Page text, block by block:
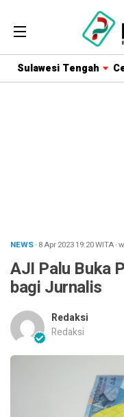
Sulawesi Tengah
NEWS· 8 Apr 202319:20WITA·
AJI Palu Buka
bagi Jurnalis
Redaksi
Redaksi